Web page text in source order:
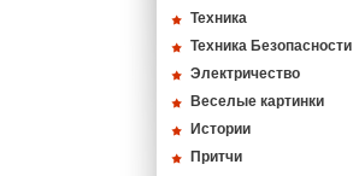
Техника
Техника Безопасности
Электричество
Веселые картинки
Истории
Притчи